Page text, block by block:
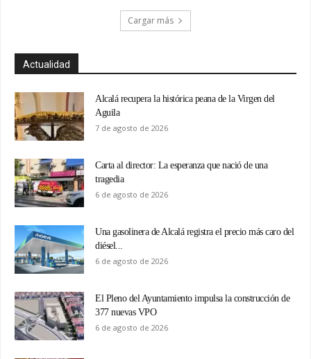
Cargar más
Actualidad
Alcalá recupera la histórica peana de la Virgen del
Aguila
7 de agosto de 2026
Carta al director: La esperanza que nació de una
tragedia
6 de agosto de 2026
Una gasolinera de Alcalá registra el precio más caro del
diésel...
6 de agosto de 2026
El Pleno del Ayuntamiento impulsa la construcción de
377 nuevas VPO
6 de agosto de 2026